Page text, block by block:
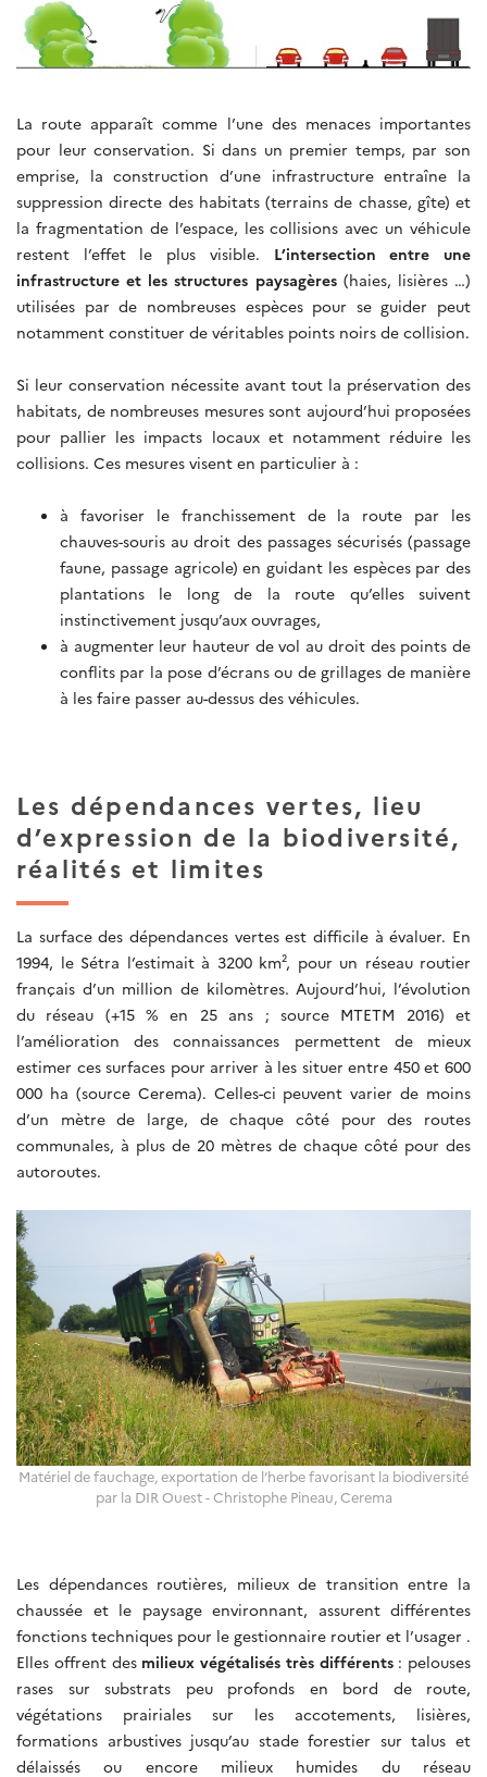
La route apparaît comme l’une des menaces importantes
pour leur conservation. Si dans un premier temps, par son
emprise, la construction d’une infrastructure entraîne la
suppression directe des habitats (terrains de chasse, gîte) et
la fragmentation de l’espace, les collisions avec un véhicule
restent l’effet le plus visible. L’intersection entre une
infrastructure et les structures paysagères(haies, lisières …)
utilisées par de nombreuses espèces pour se guider peut
notamment constituer de véritables points noirs de collision.
Si leur conservation nécessite avant tout la préservation des
habitats, de nombreuses mesures sont aujourd’hui proposées
pour pallier les impacts locaux et notamment réduire les
collisions. Ces mesures visent en particulier à :
à favoriser le franchissement de la route par les
chauves-souris au droit des passages sécurisés (passage
faune, passage agricole) en guidant les espèces par des
plantations le long de la route qu’elles suivent
instinctivement jusqu’aux ouvrages,
à augmenter leur hauteur de vol au droit des points de
conflits par la pose d’écrans ou de grillages de manière
à les faire passer au-dessus des véhicules.
Les dépendances vertes, lieu
d’expression de la biodiversité,
réalités et limites
La surface des dépendances vertes est difficile à évaluer. En
1994, le Sétra l’estimait à 3200 km², pour un réseau routier
français d’un million de kilomètres. Aujourd’hui, l’évolution
du réseau (+15 % en 25 ans ; source MTETM 2016) et
l’amélioration des connaissances permettent de mieux
estimer ces surfaces pour arriver à les situer entre 450 et 600
000 ha (source Cerema). Celles-ci peuvent varier de moins
d’un mètre de large, de chaque côté pour des routes
communales, à plus de 20 mètres de chaque côté pour des
autoroutes.
Matériel de fauchage, exportation de l’herbe favorisant la biodiversité
par la DIR Ouest - Christophe Pineau, Cerema
Les dépendances routières, milieux de transition entre la
chaussée et le paysage environnant, assurent différentes
fonctions techniques pour le gestionnaire routier et l’usager .
Elles offrent desmilieux végétalisés très différents: pelouses
rases sur substrats peu profonds en bord de route,
végétations prairiales sur les accotements, lisières,
formations arbustives jusqu’au stade forestier sur talus et
délaissés ou encore milieux humides du réseau